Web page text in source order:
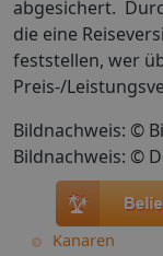
Kanaren
abgesichert.
die eine
feststellen, wer
Preis-/
Bildnachweis: ©
Bildnachweis: ©